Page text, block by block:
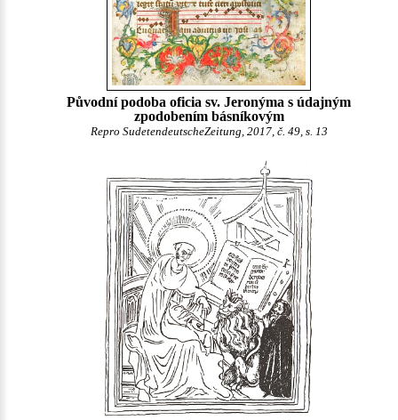
Původní podoba oficia sv. Jeronýma s údajným
zpodobením básníkovým
Repro SudetendeutscheZeitung, 2017, č. 49, s. 13